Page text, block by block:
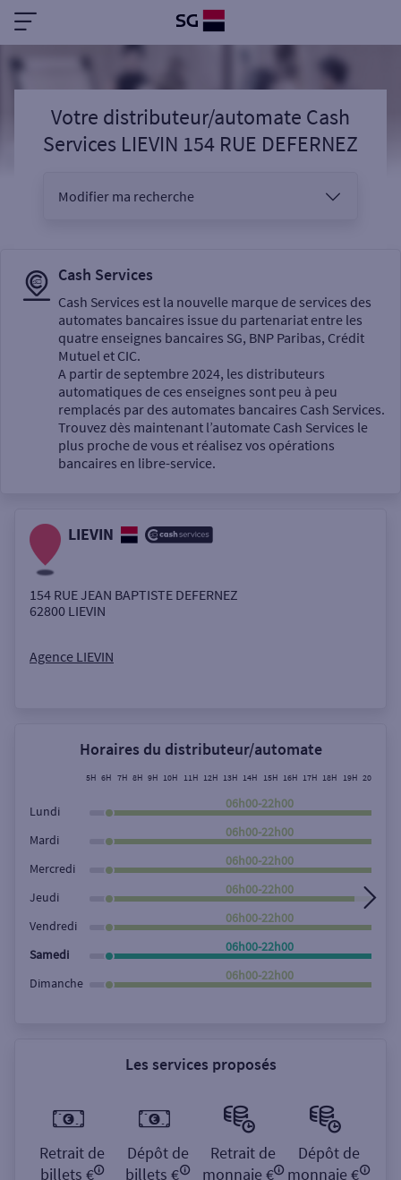
Votre distributeur/automate Cash
Services LIEVIN 154 RUE DEFERNEZ
Modifier ma recherche
Sélectionnez votre recherche
Un service
Autour de moi
Rechercher
Cash Services
Cash Services est la nouvelle marque de services des
automates bancaires issue du partenariat entre les
quatre enseignes bancaires SG, BNP Paribas, Crédit
Mutuel et CIC.
A partir de septembre 2024, les distributeurs
automatiques de ces enseignes sont peu à peu
remplacés par des automates bancaires Cash Services.
Trouvez dès maintenant l’automate Cash Services le
plus proche de vous et réalisez vos opérations
bancaires en libre-service.
LIEVIN
154 RUE JEAN BAPTISTE DEFERNEZ
62800 LIEVIN
Agence LIEVIN
Horaires du distributeur/automate
5H 6H 7H 8H 9H 10H 11H 12H 13H 14H 15H 16H 17H 18H 19H 20H
Lundi
06h00-22h00
Mardi
06h00-22h00
Mercredi
06h00-22h00
Jeudi
06h00-22h00
Vendredi
06h00-22h00
Samedi
06h00-22h00
Dimanche
06h00-22h00
Les services proposés
Retrait de
billets €
Dépôt de
billets €
Retrait de
monnaie €
Dépôt de
monnaie €